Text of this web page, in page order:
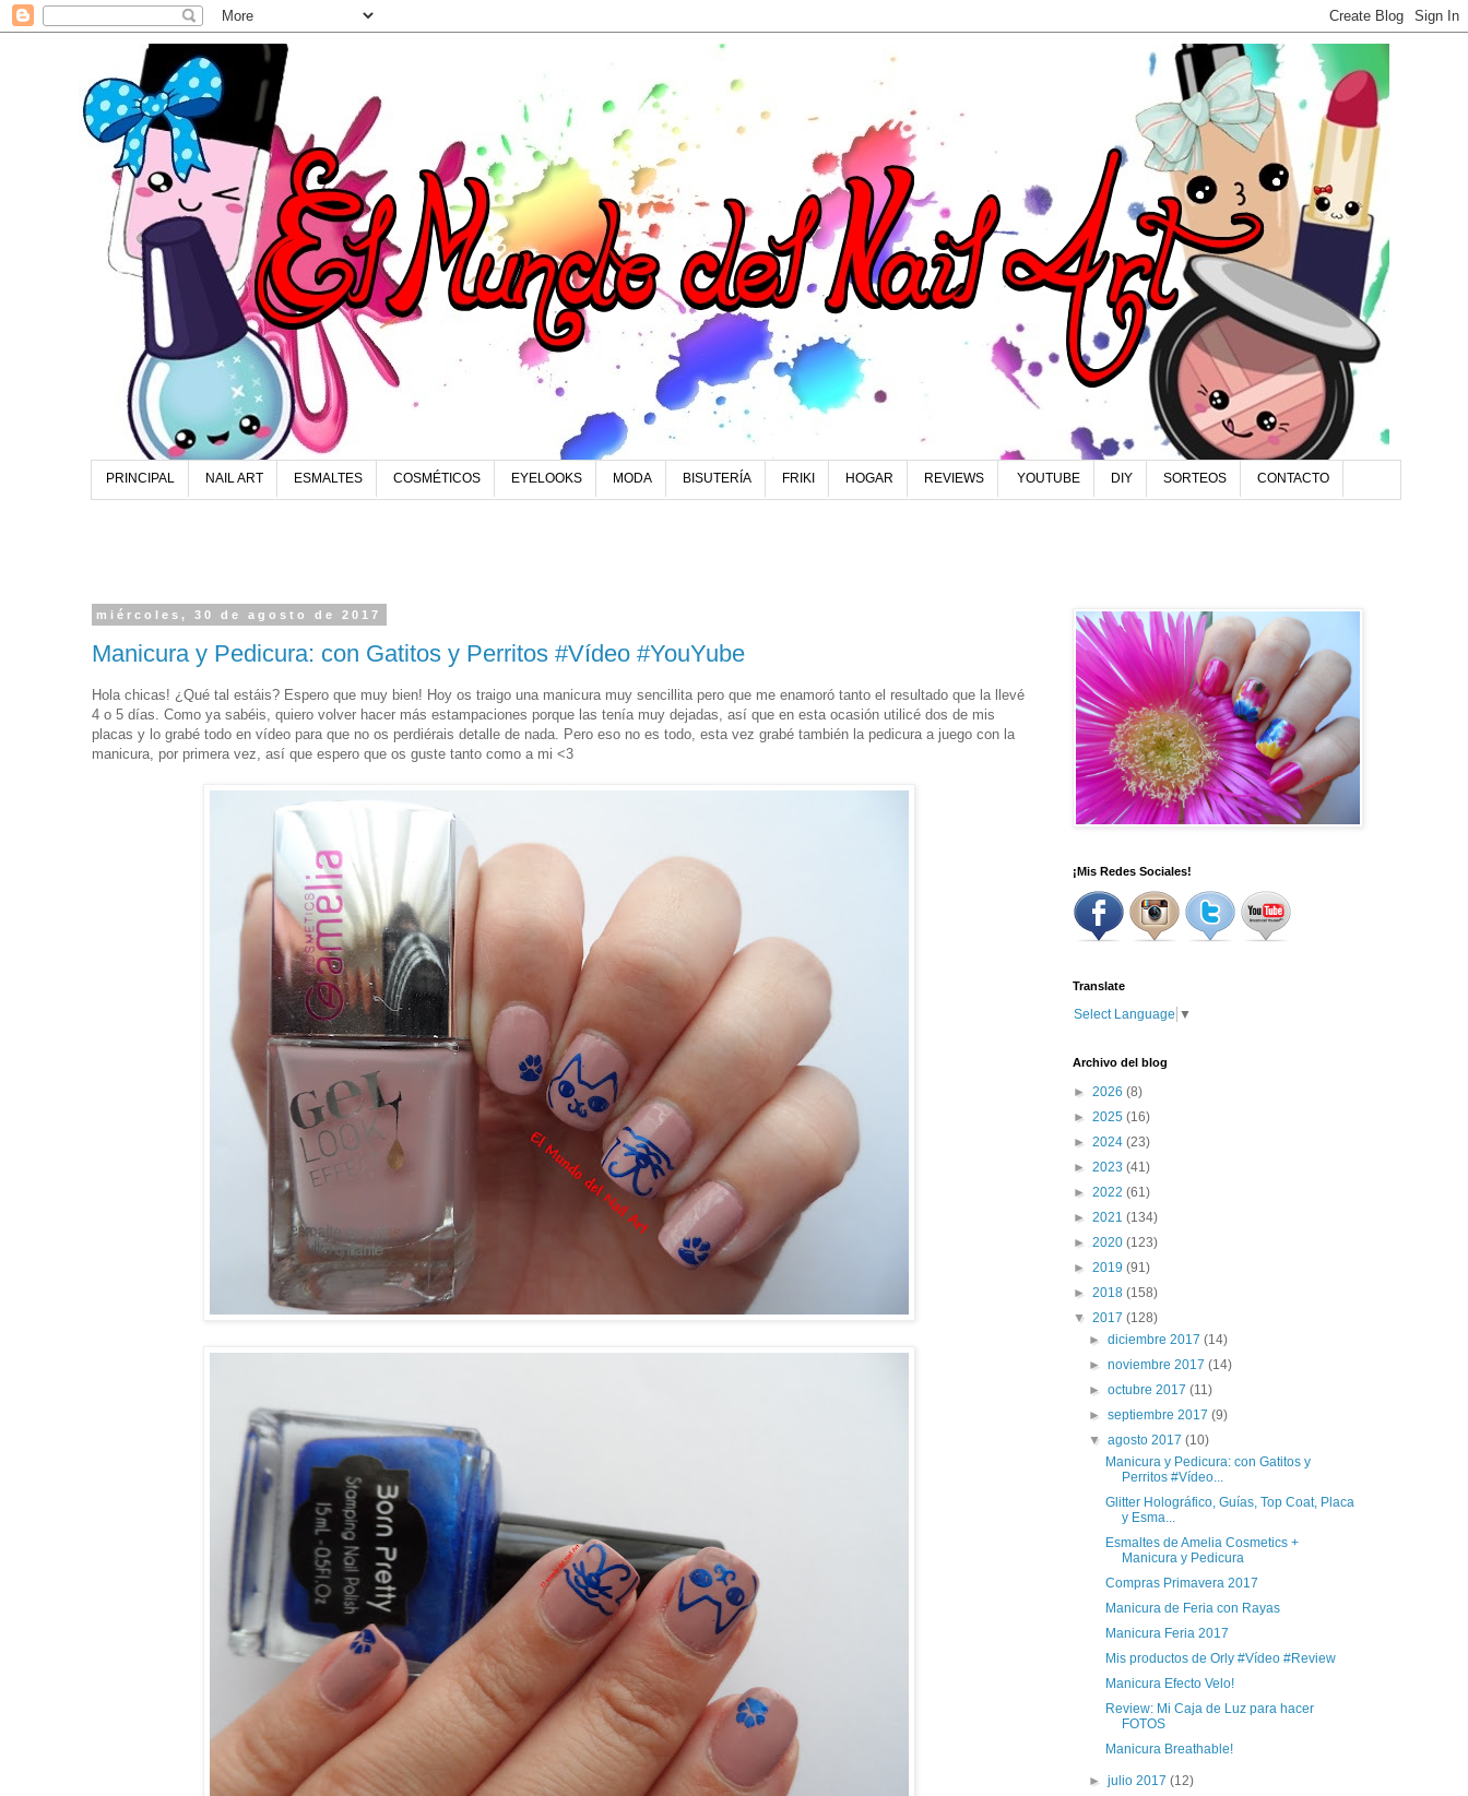
PRINCIPAL NAIL ART ESMALTES COSMÉTICOS EYELOOKS MODA BISUTERÍA FRIKI HOGAR REVIEWS YOUTUBE DIY SORTEOS CONTACTO
miércoles, 30 de agosto de 2017
Manicura y Pedicura: con Gatitos y Perritos #Vídeo #YouYube
Hola chicas! ¿Qué tal estáis? Espero que muy bien! Hoy os traigo una manicura muy sencillita pero que me enamoró tanto el resultado que la llevé
4 o 5 días. Como ya sabéis, quiero volver hacer más estampaciones porque las tenía muy dejadas, así que en esta ocasión utilicé dos de mis
placas y lo grabé todo en vídeo para que no os perdiérais detalle de nada. Pero eso no es todo, esta vez grabé también la pedicura a juego con la
manicura, por primera vez, así que espero que os guste tanto como a mi <3
¡Mis Redes Sociales!
Translate
Select Language ▼
Archivo del blog
► 2026 (8)
► 2025 (16)
► 2024 (23)
► 2023 (41)
► 2022 (61)
► 2021 (134)
► 2020 (123)
► 2019 (91)
► 2018 (158)
▼ 2017 (128)
►diciembre 2017(14)
►noviembre 2017(14)
►octubre 2017(11)
►septiembre 2017(9)
▼agosto 2017(10)
Manicura y Pedicura: con Gatitos y
Perritos #Vídeo...
Glitter Holográfico, Guías, Top Coat, Placa
y Esma...
Esmaltes de Amelia Cosmetics +
Manicura y Pedicura
Compras Primavera 2017
Manicura de Feria con Rayas
Manicura Feria 2017
Mis productos de Orly #Vídeo #Review
Manicura Efecto Velo!
Review: Mi Caja de Luz para hacer
FOTOS
Manicura Breathable!
►julio 2017(12)